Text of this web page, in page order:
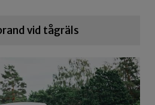
vid tågräls